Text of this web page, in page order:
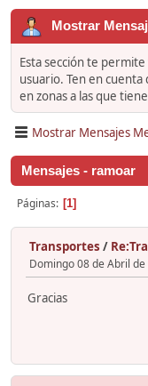
Mostrar
Esta sección te
usuario. Ten en
en zonas a las que
Mostrar Mensajes
Mensajes - ramoar
Páginas 1
Transportes /
Domingo 08 de Abril
Gracias